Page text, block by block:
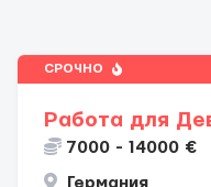
СРОЧНО
Работа для
7000 - 14000 €
Германия